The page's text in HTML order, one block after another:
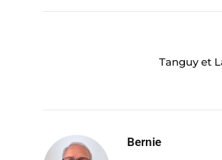
Tanguy et
Bernie